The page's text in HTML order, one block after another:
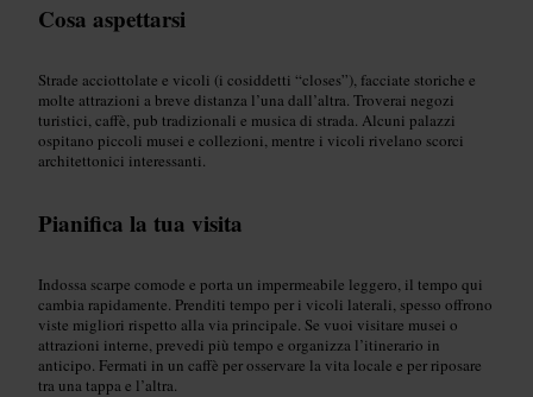
Cosa aspettarsi
Strade acciottolate e vicoli (i cosiddetti “closes”), facciate storiche e
molte attrazioni a breve distanza l’una dall’altra. Troverai negozi
turistici, caffè, pub tradizionali e musica di strada. Alcuni palazzi
ospitano piccoli musei e collezioni, mentre i vicoli rivelano scorci
architettonici interessanti.
Pianifica la tua visita
Indossa scarpe comode e porta un impermeabile leggero, il tempo qui
cambia rapidamente. Prenditi tempo per i vicoli laterali, spesso offrono
viste migliori rispetto alla via principale. Se vuoi visitare musei o
attrazioni interne, prevedi più tempo e organizza l’itinerario in
anticipo. Fermati in un caffè per osservare la vita locale e per riposare
tra una tappa e l’altra.